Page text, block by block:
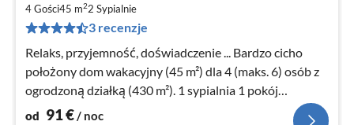
4 Gości45 m22 Sypialnie
3 recenzje
Relaks, przyjemność, doświadczenie ... Bardzo cicho
położony dom wakacyjny (45 m²) dla 4 (maks. 6) osób z
ogrodzoną działką (430 m²). 1 sypialnia 1 pokój
gościnny z łóżkiem piętrowym
od 91€/ noc